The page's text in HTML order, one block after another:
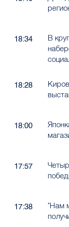
18:34
В
18:28
18:00
17:57
17:38
"Нам